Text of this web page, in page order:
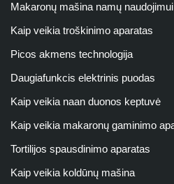
Makaronų mašina namų naudojimui
Kaip veikia troškinimo aparatas
Picos akmens technologija
Daugiafunkcis elektrinis puodas
Kaip veikia naan duonos keptuvė
Kaip veikia makaronų gaminimo
Tortilijos spausdinimo aparatas
Kaip veikia koldūnų mašina